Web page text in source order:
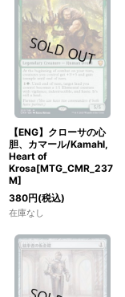
【ENG】クローサの心
胆、カマール/Kamahl,
Heart of
Krosa[MTG_CMR_237
M]
380円(税込)
在庫なし